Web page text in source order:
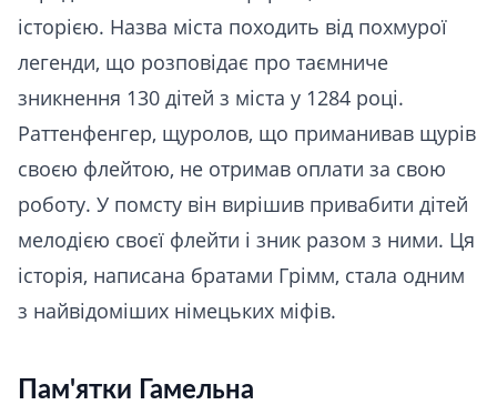
історією. Назва міста походить від похмурої
легенди, що розповідає про таємниче
зникнення 130 дітей з міста у 1284 році.
Раттенфенгер, щуролов, що приманивав щурів
своєю флейтою, не отримав оплати за свою
роботу. У помсту він вирішив привабити дітей
мелодією своєї флейти і зник разом з ними. Ця
історія, написана братами Грімм, стала одним
з найвідоміших німецьких міфів.
Пам'ятки Гамельна